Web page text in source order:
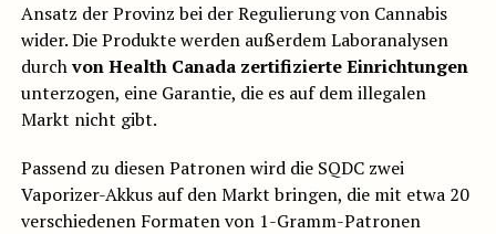
Ansatz der Provinz bei der Regulierung von Cannabis
wider. Die Produkte werden außerdem Laboranalysen
durchvon Health Canada zertifizierte Einrichtungen
unterzogen, eine Garantie, die es auf dem illegalen
Markt nicht gibt.
Passend zu diesen Patronen wird die SQDC zwei
Vaporizer-Akkus auf den Markt bringen, die mit etwa 20
verschiedenen Formaten von 1-Gramm-Patronen